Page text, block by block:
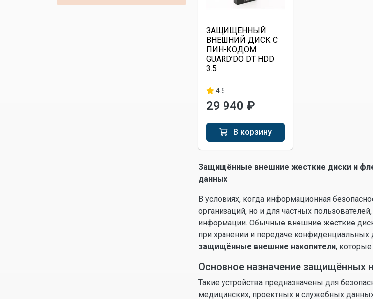
ЗАЩИЩЕННЫЙ
ВНЕШНИЙ ДИСК С
ПИН-КОДОМ
GUARD’DO DT HDD
3.5
4.5
29 940 ₽
В корзину
Защищённые внешние жесткие диски и
данных
В условиях, когда информационная
организаций, но и для частных
информации. Обычные внешние жёсткие
при хранении и передаче
защищённые внешние накопители,
Основное назначение защищённых
Такие устройства предназначены для
медицинских, проектных и служебных